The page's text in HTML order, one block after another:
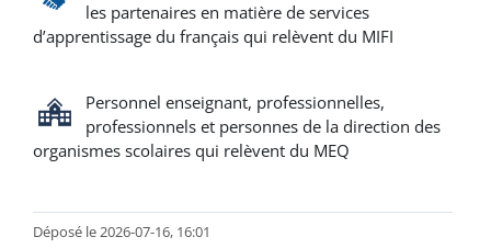
les partenaires en matière de services
d’apprentissage du français qui relèvent du MIFI
Personnel enseignant, professionnelles,
professionnels et personnes de la direction des
organismes scolaires qui relèvent du MEQ
Déposé le 2026-07-16, 16:01